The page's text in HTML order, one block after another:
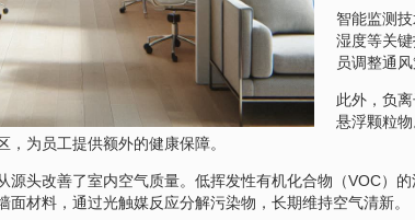
智能监测
湿度等关
员调整通
此外，负
悬浮颗粒
，为员工提供额外的健康保障。
源头改善了室内空气质量。低挥发性有机化合物（VOC）
面材料，通过光触媒反应分解污染物，长期维持空气清新。